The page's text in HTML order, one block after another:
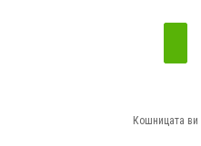
Кошницата ви